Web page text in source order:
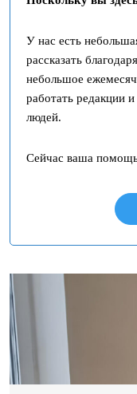
У нас есть
рассказать
небольшое
работать редакции
людей.
Сейчас ваша